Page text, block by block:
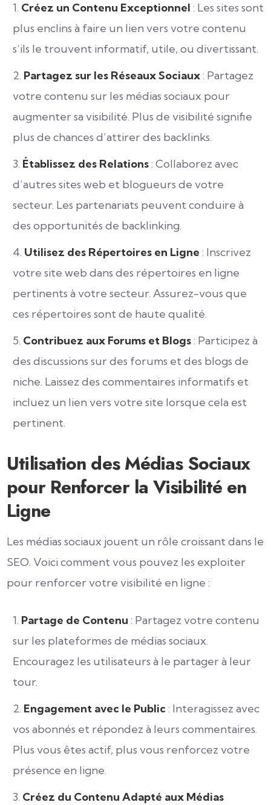
Créez un Contenu Exceptionnel : Les sites sont
plus enclins à faire un lien vers votre contenu
s’ils le trouvent informatif, utile, ou divertissant.
Partagez sur les Réseaux Sociaux: Partagez
votre contenu sur les médias sociaux pour
augmenter sa visibilité. Plus de visibilité signifie
plus de chances d’attirer des backlinks.
Établissez des Relations: Collaborez avec
d’autres sites web et blogueurs de votre
secteur. Les partenariats peuvent conduire à
des opportunités de backlinking.
Utilisez des Répertoires en Ligne : Inscrivez
votre site web dans des répertoires en ligne
pertinents à votre secteur. Assurez-vous que
ces répertoires sont de haute qualité.
Contribuez aux Forums et Blogs: Participez à
des discussions sur des forums et des blogs de
niche. Laissez des commentaires informatifs et
incluez un lien vers votre site lorsque cela est
pertinent.
Utilisation des Médias Sociaux
pour Renforcer la Visibilité en
Ligne
Les médias sociaux jouent un rôle croissant dans le
SEO. Voici comment vous pouvez les exploiter
pour renforcer votre visibilité en ligne :
Partage de Contenu : Partagez votre contenu
sur les plateformes de médias sociaux.
Encouragez les utilisateurs à le partager à leur
tour.
Engagement avec le Public : Interagissez avec
vos abonnés et répondez à leurs commentaires.
Plus vous êtes actif, plus vous renforcez votre
présence en ligne.
Créez du Contenu Adapté aux Médias